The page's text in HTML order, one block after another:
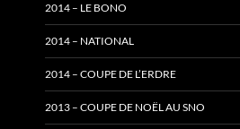
2014 – LE BONO
2014 – NATIONAL
2014 – COUPE DE L’ERDRE
2013 – COUPE DE NOËL AU SNO